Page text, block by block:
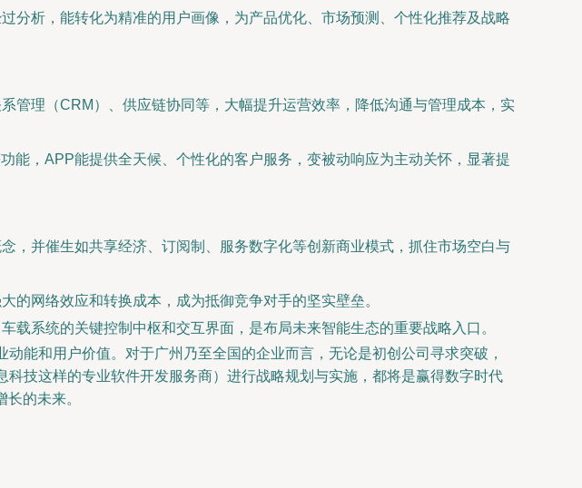
分析，能转化为精准的用户画像，为产品优化、市场预测、个性化推荐及战略
管理（CRM）、供应链协同等，大幅提升运营效率，降低沟通与管理成本，实
能，APP能提供全天候、个性化的客户服务，变被动响应为主动关怀，显著提
，并催生如共享经济、订阅制、服务数字化等创新商业模式，抓住市场空白与
的网络效应和转换成本，成为抵御竞争对手的坚实壁垒。
载系统的关键控制中枢和交互界面，是布局未来智能生态的重要战略入口。
能和用户价值。对于广州乃至全国的企业而言，无论是初创公司寻求突破，
技这样的专业软件开发服务商）进行战略规划与实施，都将是赢得数字时代
的未来。